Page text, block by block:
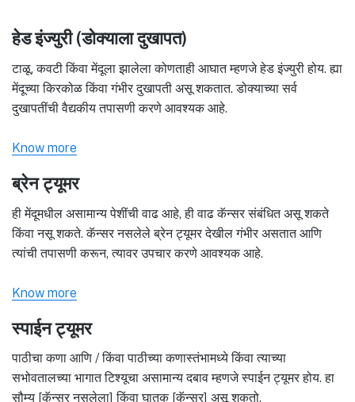
हेड इंज्युरी (डोक्याला दुखापत)
टाळू, कवटी किंवा मेंदूला झालेला कोणताही आघात म्हणजे हेड इंज्युरी होय. ह्या
मेंदूच्या किरकोळ किंवा गंभीर दुखापती असू शकतात. डोक्याच्या सर्व
दुखापतींची वैद्यकीय तपासणी करणे आवश्यक आहे.
Know more
ब्रेन ट्यूमर
ही मेंदूमधील असामान्य पेशींची वाढ आहे, ही वाढ कॅन्सर संबंधित असू शकते
किंवा नसू शकते. कॅन्सर नसलेले ब्रेन ट्यूमर देखील गंभीर असतात आणि
त्यांची तपासणी करून, त्यावर उपचार करणे आवश्यक आहे.
Know more
स्पाईन ट्यूमर
पाठीचा कणा आणि / किंवा पाठीच्या कणास्तंभामध्ये किंवा त्याच्या
सभोवतालच्या भागात टिश्यूचा असामान्य दबाव म्हणजे स्पाईन ट्यूमर होय. हा
सौम्य [कॅन्सर नसलेला] किंवा घातक [कॅन्सर] असू शकतो.